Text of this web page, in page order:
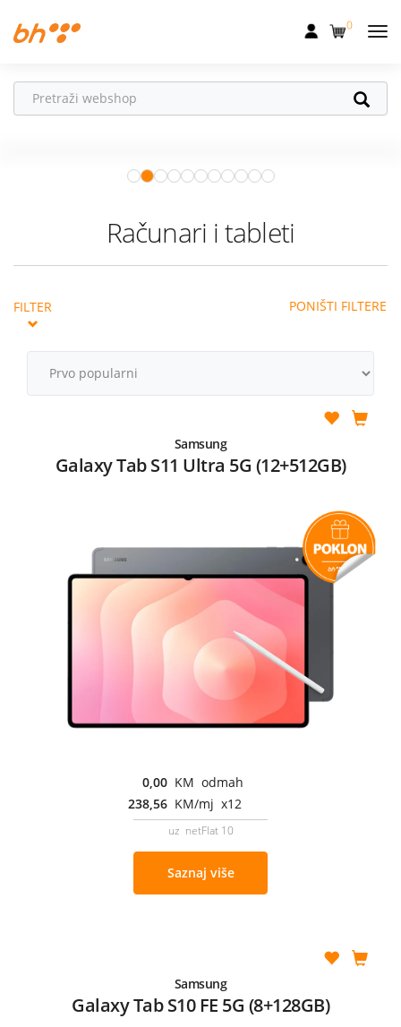
Fiksna
Akcije
Podrška
0
Ne propusti
od 04.08.–31.08. očekuju te
super pokloni!
Računari i tableti
FILTER PONIŠTI FILTERE
Samsung
Galaxy Tab S11 Ultra 5G (12+512GB)
0,00 KM odmah
238,56 KM/mj x12
uz netFlat 10
Saznaj više
Samsung
Galaxy Tab S10 FE 5G (8+128GB)